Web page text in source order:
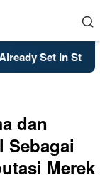
Set in Stone
dan
Sebagai
Merek